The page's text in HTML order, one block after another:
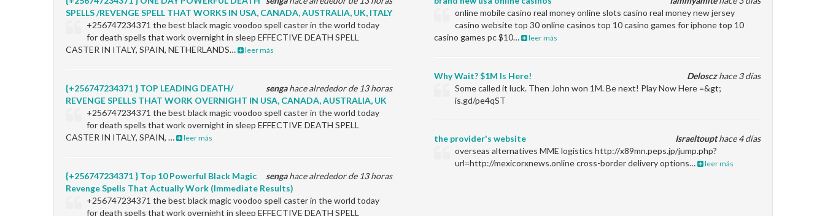
SPELLS /REVENGE SPELL THAT WORKS IN USA, CANADA, AUSTRALIA, UK, ITALY
+256747234371 the best black magic voodoo spell caster in the world today
for death spells that work overnight in sleep EFFECTIVE DEATH SPELL
CASTER IN ITALY, SPAIN, NETHERLANDS…
leer más
sengahace alrededor de 13 horas
{+256747234371 } TOP LEADING DEATH/
REVENGE SPELLS THAT WORK OVERNIGHT IN USA, CANADA, AUSTRALIA, UK
+256747234371 the best black magic voodoo spell caster in the world today
for death spells that work overnight in sleep EFFECTIVE DEATH SPELL
CASTER IN ITALY, SPAIN, …
leer más
sengahace alrededor de 13 horas
{+256747234371 } Top 10 Powerful Black Magic
Revenge Spells That Actually Work (Immediate Results)
+256747234371 the best black magic voodoo spell caster in the world today
for death spells that work overnight in sleep EFFECTIVE DEATH SPELL
online mobile casino real money online slots casino real money new jersey
casino website top 30 online casinos top 10 casino games for iphone top 10
casino games pc $10…
leer más
Delosczhace 3 días
Why Wait? $1M Is Here!
Some called it luck. Then John won 1M. Be next! Play Now Here =&gt;
is.gd/pe4qST
Israeltoupthace 4 días
the provider's website
overseas alternatives MME logistics http://x89mn.peps.jp/jump.php?
url=http://mexicorxnews.online cross-border delivery options…
leer más